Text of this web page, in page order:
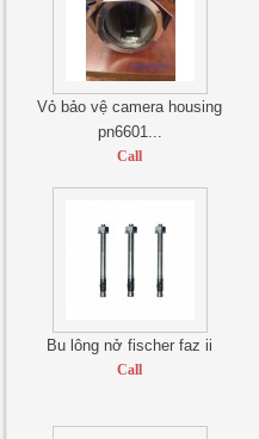
Vỏ bảo vệ camera housing
pn6601...
Call
Bu lông nở fischer faz ii
Call